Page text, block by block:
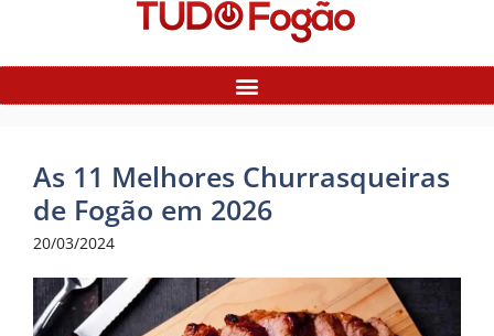
As 11 Melhores Churrasqueiras
de Fogão em 2026
20/03/2024